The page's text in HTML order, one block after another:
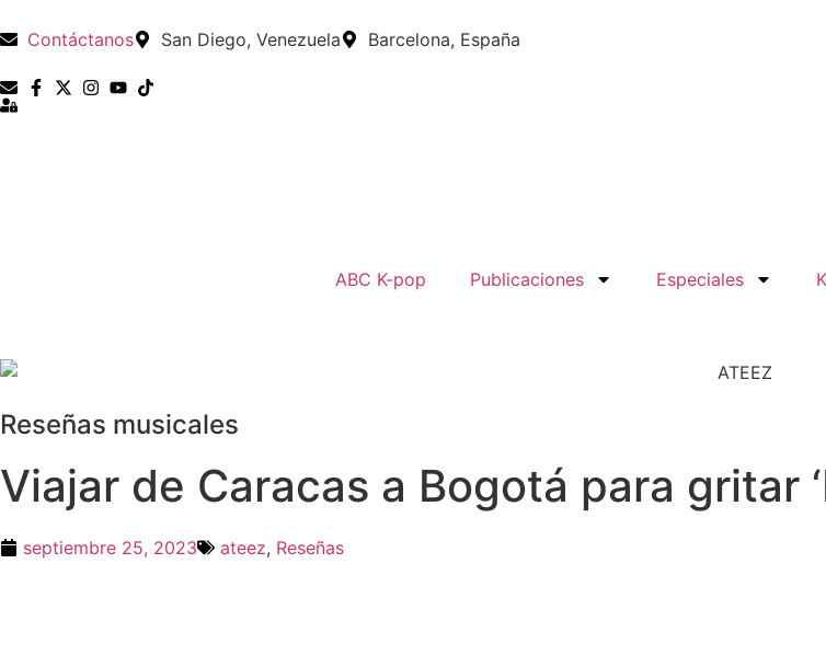
Contáctanos San Diego, Venezuela Barcelona, España
ABC K-pop Publicaciones Especiales
Reseñas musicales
Viajar de Caracas a Bogotá para gritar
septiembre 25, 2023 ateez, Reseñas